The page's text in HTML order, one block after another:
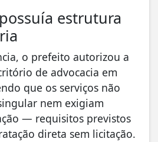
estrutura
o prefeito autorizou a
de advocacia em
que os serviços não
nem exigiam
— requisitos previstos
direta sem licitação.